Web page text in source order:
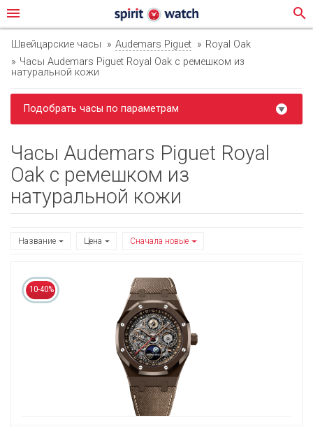
menu search
Швейцарские часы Audemars Piguet
Royal Oak
Часы Audemars Piguet Royal Oak с ремешком из
натуральной кожи
Подобрать часы по параметрам
Часы Audemars Piguet Royal
Oak с ремешком из
натуральной кожи
Название Цена Сначала новые
10-40%